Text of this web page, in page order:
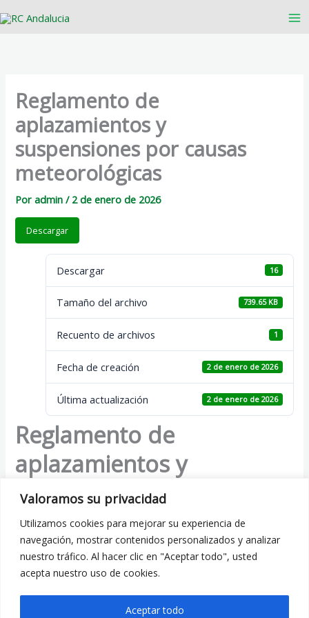
Valoramos su privacidad
Utilizamos cookies para mejorar su experiencia de
navegación, mostrar contenidos personalizados y analizar
nuestro tráfico. Al hacer clic en "Aceptar todo", usted
acepta nuestro uso de cookies.
Aceptar todo
al
Reglamento de
aplazamientos y
suspensiones por causas
meteorológicas
Poradmin/ 2 de enero de 2026
Descargar
Descargar 16
Tamaño del archivo 739.65 KB
Recuento de archivos 1
Fecha de creación 2 de enero de 2026
Última actualización 2 de enero de 2026
Reglamento de
aplazamientos y
suspensiones por causas
meteorológicas
ANTERIOR